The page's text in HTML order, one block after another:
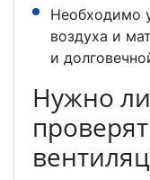
Необходимо
воздуха и
и
Нужно